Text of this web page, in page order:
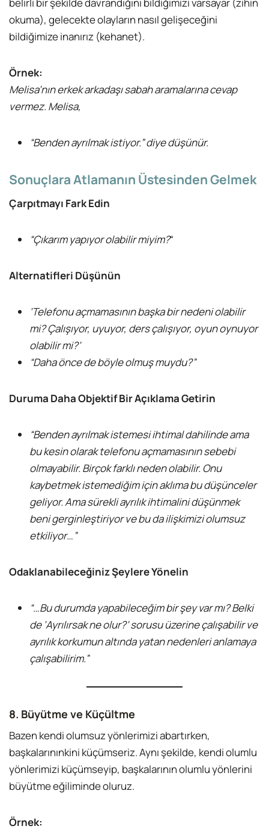
okuma), gelecekte olayların nasıl gelişeceğini
bildiğimize inanırız (kehanet).
Örnek:
Melisa’nın erkek arkadaşı sabah aramalarına cevap
vermez. Melisa,
“Benden ayrılmak istiyor.” diye düşünür.
Sonuçlara Atlamanın Üstesinden Gelmek
Çarpıtmayı Fark Edin
“Çıkarım yapıyor olabilir miyim?“
Alternatifleri Düşünün
‘Telefonu açmamasının başka bir nedeni olabilir
mi? Çalışıyor, uyuyor, ders çalışıyor, oyun oynuyor
olabilir mi?’
“Daha önce de böyle olmuş muydu?”
Duruma Daha Objektif Bir Açıklama Getirin
“Benden ayrılmak istemesi ihtimal dahilinde ama
bu kesin olarak telefonu açmamasının sebebi
olmayabilir. Birçok farklı neden olabilir. Onu
kaybetmek istemediğim için aklıma bu düşünceler
geliyor. Ama sürekli ayrılık ihtimalini düşünmek
beni gerginleştiriyor ve bu da ilişkimizi olumsuz
etkiliyor…”
Odaklanabileceğiniz Şeylere Yönelin
“…Bu durumda yapabileceğim bir şey var mı? Belki
de ‘Ayrılırsak ne olur?’ sorusu üzerine çalışabilir ve
ayrılık korkumun altında yatan nedenleri anlamaya
çalışabilirim.”
8. Büyütme ve Küçültme
Bazen kendi olumsuz yönlerimizi abartırken,
başkalarınınkini küçümseriz. Aynı şekilde, kendi olumlu
yönlerimizi küçümseyip, başkalarının olumlu yönlerini
büyütme eğiliminde oluruz.
Örnek: